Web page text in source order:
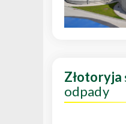
Złotoryja
odpady